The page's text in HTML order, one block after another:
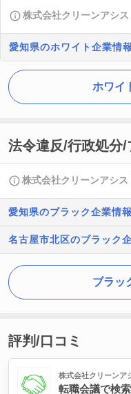
株式会社クリーンアシス
愛知県のホワイト企業情
ホワイ
法令違反/行政処分/
株式会社クリーンアシス
愛知県のブラック企業情
名古屋市北区のブラック
ブラッ
評判/口コミ
株式会社クリーンア
転職会議で検索